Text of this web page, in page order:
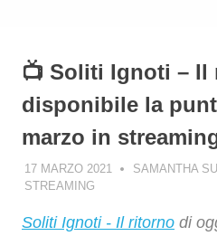
📺 Soliti Ignoti – Il
disponibile la
marzo in
17 MARZO 2021
SAMANTHA
STREAMING
Soliti Ignoti - Il ritorno di